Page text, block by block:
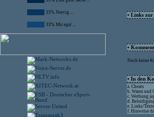
33% Nervig ...
33% Mir egal ...
• Links zur
•
Noch keine
• In den
a. Cheats
b. Warez und
c. Werbung
d.
e. Links/
f. Hinweise